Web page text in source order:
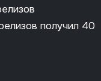
получил 40